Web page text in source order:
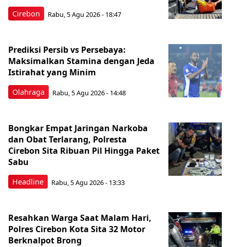
Cirebon Rabu, 5 Agu 2026 - 18:47
Olahraga
Prediksi Persib vs Persebaya:
Maksimalkan Stamina dengan Jeda
Istirahat yang Minim
Rabu, 5 Agu 2026 - 14:48
Headline
Bongkar Empat Jaringan Narkoba
dan Obat Terlarang, Polresta
Cirebon Sita Ribuan Pil Hingga Paket
Sabu
Rabu, 5 Agu 2026 - 13:33
Resahkan Warga Saat Malam Hari,
Polres Cirebon Kota Sita 32 Motor
Berknalpot Brong